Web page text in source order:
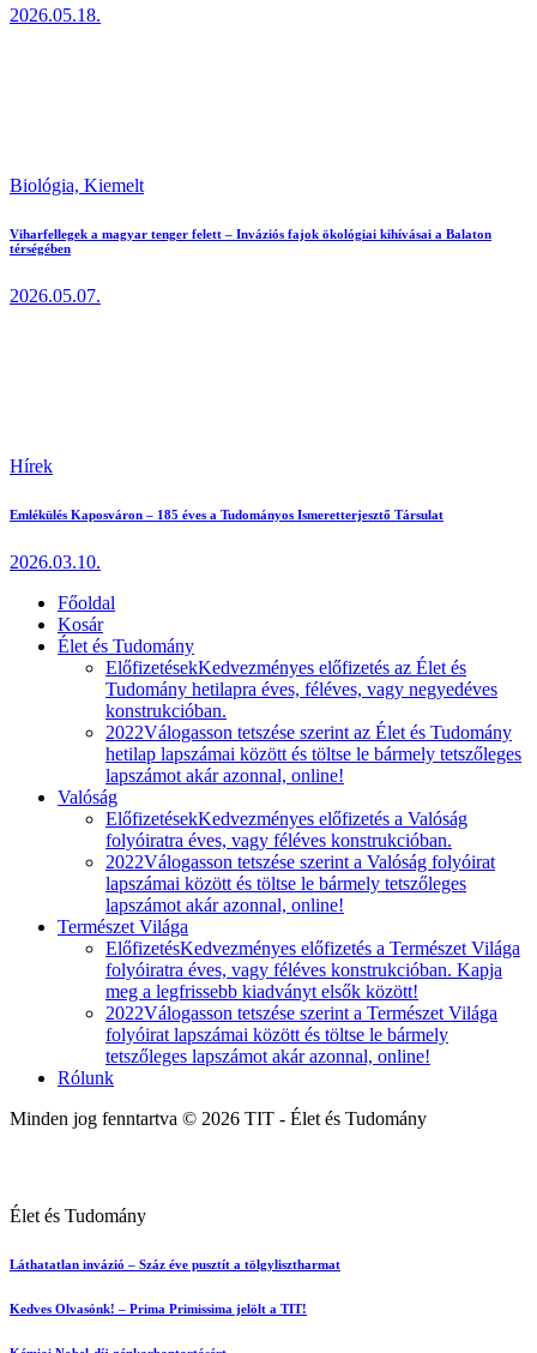
2026.05.18.
Biológia, Kiemelt
Viharfellegek a magyar tenger felett – Inváziós fajok ökológiai kihívásai a Balaton
térségében
2026.05.07.
Hírek
Emlékülés Kaposváron – 185 éves a Tudományos Ismeretterjesztő Társulat
2026.03.10.
Főoldal
Kosár
Élet és Tudomány
ElőfizetésekKedvezményes előfizetés az Élet és
Tudomány hetilapra éves, féléves, vagy negyedéves
konstrukcióban.
2022Válogasson tetszése szerint az Élet és Tudomány
hetilap lapszámai között és töltse le bármely tetszőleges
lapszámot akár azonnal, online!
Valóság
ElőfizetésekKedvezményes előfizetés a Valóság
folyóiratra éves, vagy féléves konstrukcióban.
2022Válogasson tetszése szerint a Valóság folyóirat
lapszámai között és töltse le bármely tetszőleges
lapszámot akár azonnal, online!
Természet Világa
ElőfizetésKedvezményes előfizetés a Természet Világa
folyóiratra éves, vagy féléves konstrukcióban. Kapja
meg a legfrissebb kiadványt elsők között!
2022Válogasson tetszése szerint a Természet Világa
folyóirat lapszámai között és töltse le bármely
tetszőleges lapszámot akár azonnal, online!
Rólunk
Minden jog fenntartva © 2026 TIT - Élet és Tudomány
Élet és Tudomány
Láthatatlan invázió – Száz éve pusztít a tölgylisztharmat
Kedves Olvasónk! – Prima Primissima jelölt a TIT!